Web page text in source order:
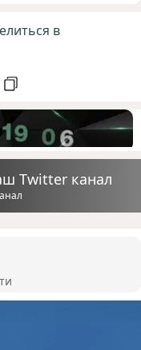
в
Twitter канал